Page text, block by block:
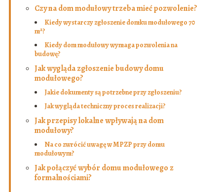
Czy na dom modułowy trzeba mieć pozwolenie?
Kiedy wystarczy zgłoszenie domku modułowego 70
m²?
Kiedy dom modułowy wymaga pozwolenia na
budowę?
Jak wygląda zgłoszenie budowy domu
modułowego?
Jakie dokumenty są potrzebne przy zgłoszeniu?
Jak wygląda techniczny proces realizacji?
Jak przepisy lokalne wpływają na dom
modułowy?
Na co zwrócić uwagę w MPZP przy domu
modułowym?
Jak połączyć wybór domu modułowego z
formalnościami?